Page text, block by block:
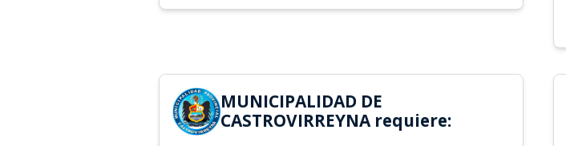
MUNICIPALIDAD DE
CASTROVIRREYNA requiere: